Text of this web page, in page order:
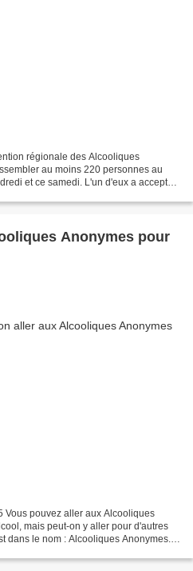
régionale des Alcooliques
au moins 220 personnes au
et ce samedi. L'un d'eux a accepté
Anonymes pour
Vous pouvez aller aux Alcooliques
mais peut-on y aller pour d'autres
dans le nom : Alcooliques Anonymes.